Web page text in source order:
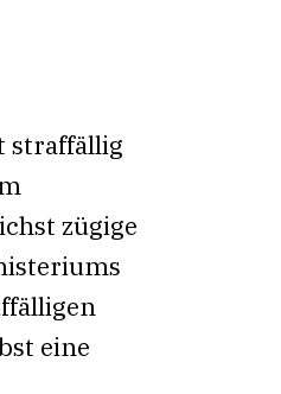
straffällig
zügige
eine